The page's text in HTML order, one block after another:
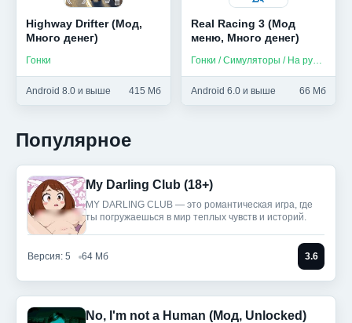
Highway Drifter (Мод,
Много денег)
Гонки
Android 8.0 и выше 415 Мб
Real Racing 3 (Мод
меню, Много денег)
Гонки / Симуляторы / На русском
Android 6.0 и выше 66 Мб
Популярное
My Darling Club (18+)
MY DARLING CLUB — это романтическая игра, где
ты погружаешься в мир теплых чувств и историй.
Версия: 5 64 Мб 3.6
No, I'm not a Human (Мод, Unlocked)